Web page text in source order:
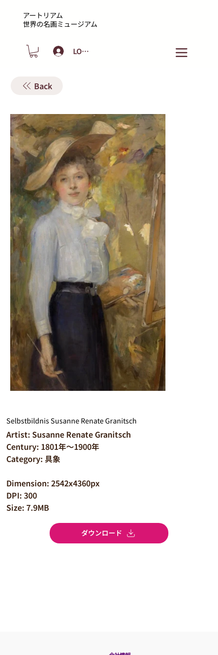
アートリアム
​世界の名画ミュージアム
LOGIN
Back
Selbstbildnis Susanne Renate Granitsch
Artist: Susanne Renate Granitsch
Century: 1801年～1900年
Category: 具象
Dimension: 2542x4360px
DPI: 300
Size: 7.9MB
ダウンロード